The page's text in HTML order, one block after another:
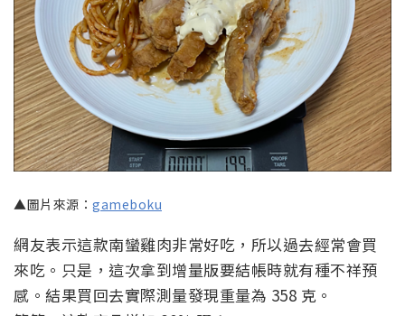
▲圖片來源： gameboku
網友表示這款南蠻雞肉非常好吃，所以過去經常會買
來吃。只是，這次拿到增量版要結帳時就有種不祥預
感。結果買回去實際測量發現重量為 358 克。